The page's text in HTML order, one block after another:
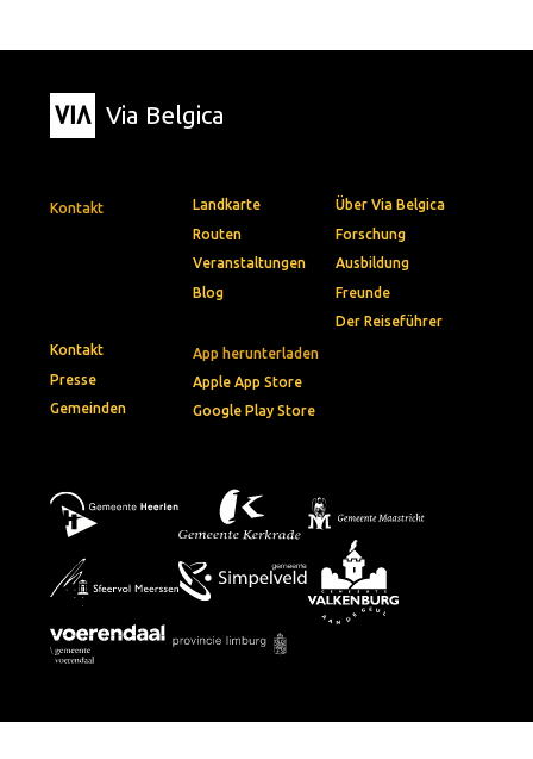
Via Belgica
Kontakt
App herunterladen
Apple App Store
Google Play Store
Landkarte
Routen
Veranstaltungen
Blog
Über Via Belgica
Forschung
Ausbildung
Freunde
Der Reiseführer
Kontakt
Presse
Gemeinden